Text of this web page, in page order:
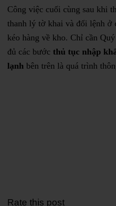
Công việc cuối cùng sau khi
thanh lý tờ khai và đổi lệnh ở
kéo hàng về kho. Chỉ cần
đủ các bước thủ tục nhập
lạnh bên trên là quá trình
Rate this post